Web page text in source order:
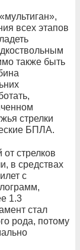
всех этапов
также быть
стрелки
БПЛА.
стрелков
в средствах
с
1.3
стал
рода, потому